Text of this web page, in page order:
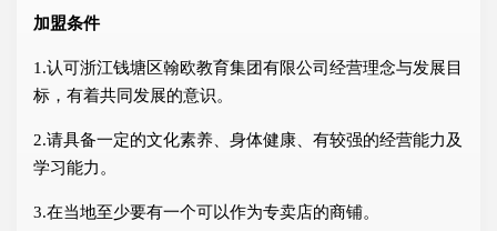
加盟条件
1.认可浙江钱塘区翰欧教育集团有限公司经营理念与发展目
标，有着共同发展的意识。
2.请具备一定的文化素养、身体健康、有较强的经营能力及
学习能力。
3.在当地至少要有一个可以作为专卖店的商铺。